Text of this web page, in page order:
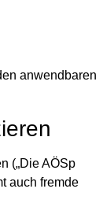
anwendbaren
(„Die AÖSp
auch fremde